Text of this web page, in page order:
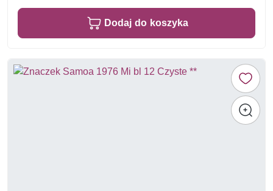
Dodaj do koszyka